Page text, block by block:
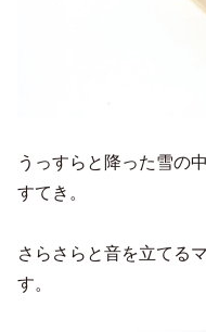
うっすらと降った雪の
すてき。
さらさらと音を立てる
す。